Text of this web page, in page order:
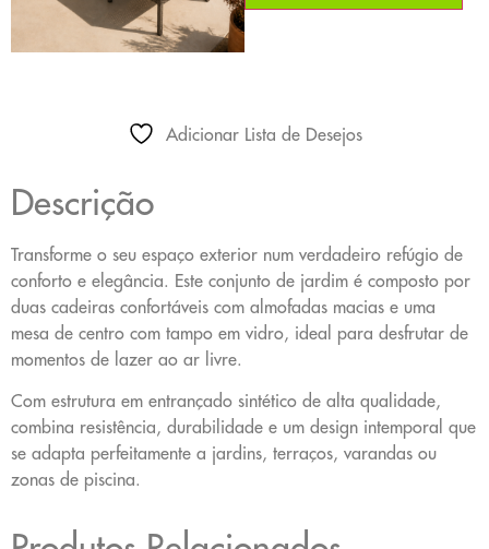
Adicionar Lista de Desejos
Descrição
Transforme o seu espaço exterior num verdadeiro refúgio de
conforto e elegância. Este conjunto de jardim é composto por
duas cadeiras confortáveis com almofadas macias e uma
mesa de centro com tampo em vidro, ideal para desfrutar de
momentos de lazer ao ar livre.
Com estrutura em entrançado sintético de alta qualidade,
combina resistência, durabilidade e um design intemporal que
se adapta perfeitamente a jardins, terraços, varandas ou
zonas de piscina.